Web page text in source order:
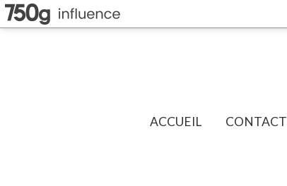
ACCUEIL CONTACT